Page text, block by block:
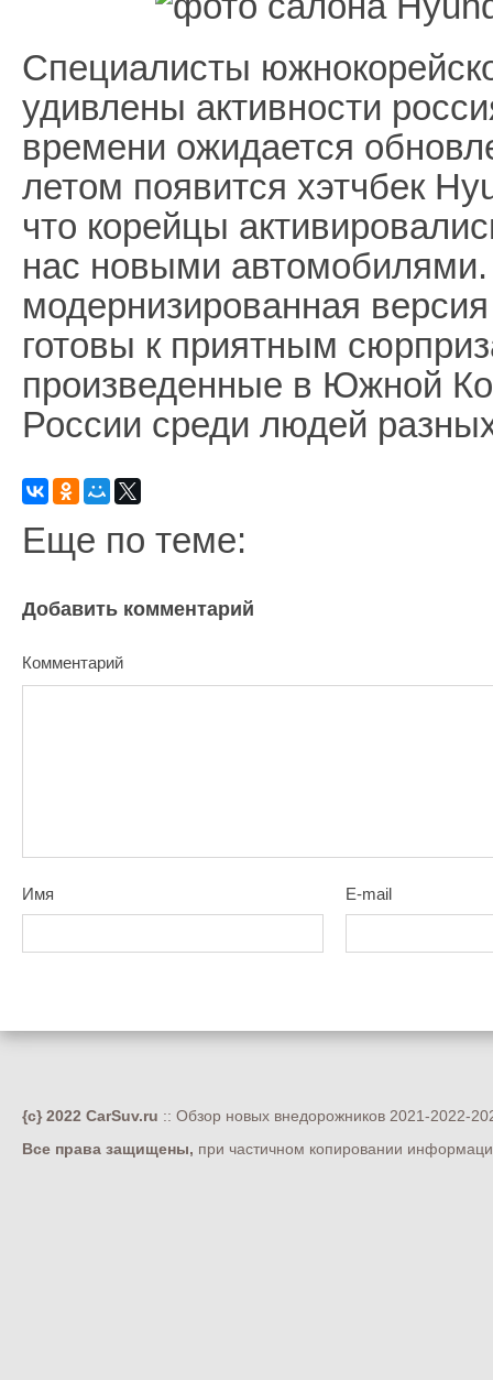
Специалисты
удивлены активности
времени ожидается
летом появится хэтчбек
что корейцы
нас новыми
модернизированная
готовы к приятным
произведенные в Южной
России среди людей
Еще по теме:
Добавить комментарий
Комментарий
Имя E-mail
{c} 2022 CarSuv.ru :: Обзор новых внедорожников 2021-2022-
Все права защищены, при частичном копировании